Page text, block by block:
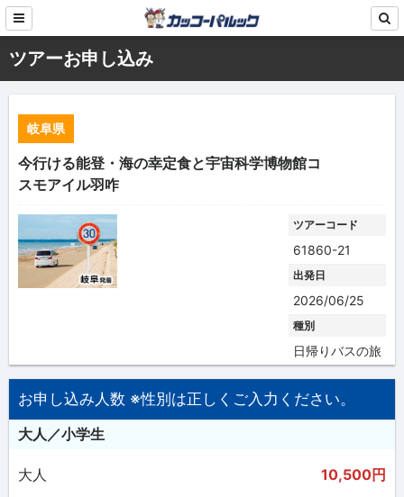
ツアーお申し込み
岐阜県
今行ける能登・海の幸定食と宇宙科学博物館コ
スモアイル羽咋
ツアーコード
61860-21
出発日
2026/06/25
種別
日帰りバスの旅
お申し込み人数 ※性別は正しくご入力ください。
大人／小学生
大人 10,500円